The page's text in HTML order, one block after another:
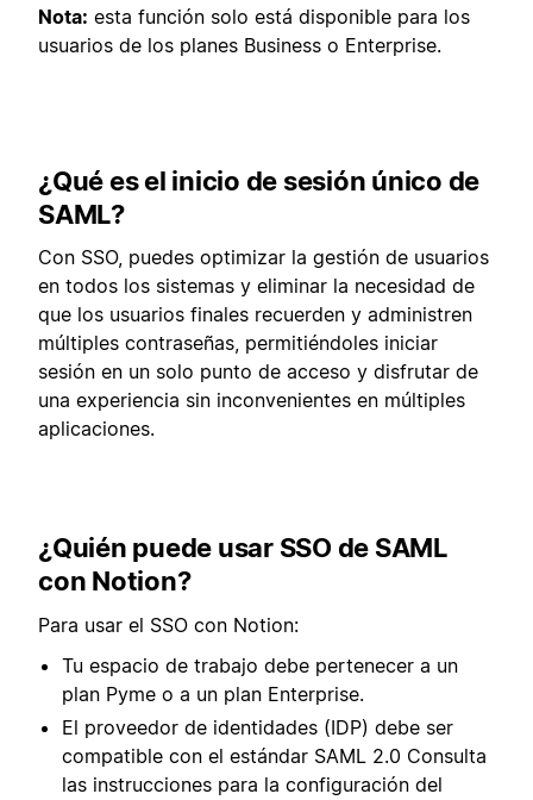
Nota: esta función solo está disponible para los
usuarios de los planes Business o Enterprise.
¿Qué es el inicio de sesión único de
SAML?
Con SSO, puedes optimizar la gestión de usuarios
en todos los sistemas y eliminar la necesidad de
que los usuarios finales recuerden y administren
múltiples contraseñas, permitiéndoles iniciar
sesión en un solo punto de acceso y disfrutar de
una experiencia sin inconvenientes en múltiples
aplicaciones.
¿Quién puede usar SSO de SAML
con Notion?
Para usar el SSO con Notion:
Tu espacio de trabajo debe pertenecer a un
plan Pyme o a un plan Enterprise.
El proveedor de identidades (IDP) debe ser
compatible con el estándar SAML 2.0 Consulta
las instrucciones para la configuración del